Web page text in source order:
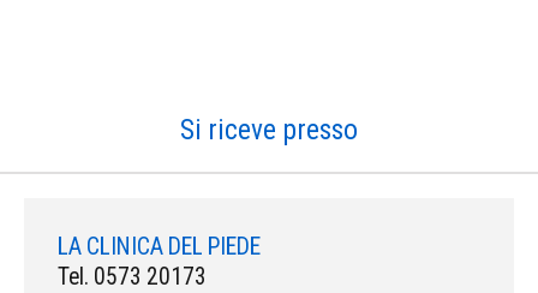
Si riceve presso
LA CLINICA DEL PIEDE
Tel. 0573 20173